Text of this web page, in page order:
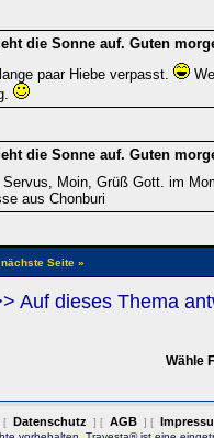
die Sonne auf. Guten
paar Hiebe verpasst.
die Sonne auf. Guten
Moin, Grüß Gott. im
aus Chonburi
nächste Seite »
Auf dieses Thema
Wähle
[ Datenschutz ] [ AGB ] [